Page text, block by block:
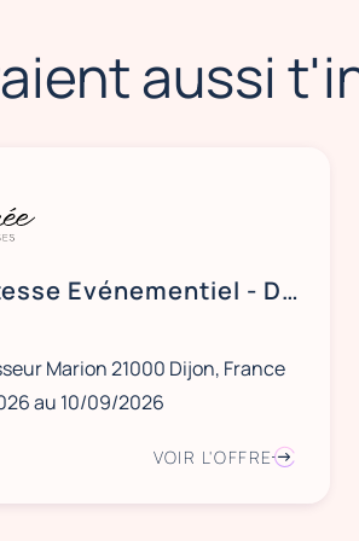
aussi
Hôte / Hôtesse Evénementiel - Dijon
Marion 21000 Dijon, France
au 10/09/2026
VOIR L'OFFRE